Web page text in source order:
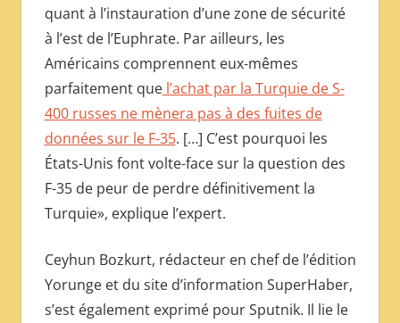
quant à l’instauration d’une zone de sécurité
à l’est de l’Euphrate. Par ailleurs, les
Américains comprennent eux-mêmes
parfaitement quel’achat par la Turquie de S-
400 russes ne mènera pas à des fuites de
données sur le F-35. […] C’est pourquoi les
États-Unis font volte-face sur la question des
F-35 de peur de perdre définitivement la
Turquie», explique l’expert.
Ceyhun Bozkurt, rédacteur en chef de l’édition
Yorunge et du site d’information SuperHaber,
s’est également exprimé pour Sputnik. Il lie le